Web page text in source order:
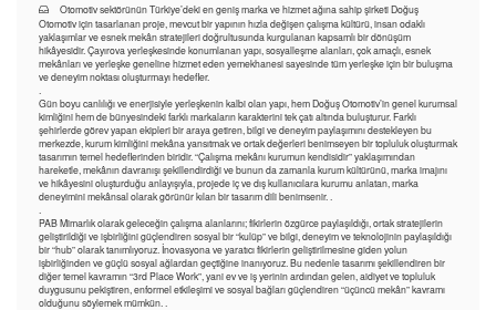
Otomotiv sektörünün Türkiye’deki en geniş marka ve hizmet ağına sahip şirketi Doğuş
Otomotiv için tasarlanan proje, mevcut bir yapının hızla değişen çalışma kültürü, insan odaklı
yaklaşımlar ve esnek mekân stratejileri doğrultusunda kurgulanan kapsamlı bir dönüşüm
hikâyesidir. Çayırova yerleşkesinde konumlanan yapı, sosyalleşme alanları, çok amaçlı, esnek
mekânları ve yerleşke geneline hizmet eden yemekhanesi sayesinde tüm yerleşke için bir buluşma
ve deneyim noktası oluşturmayı hedefler.
Gün boyu canlılığı ve enerjisiyle yerleşkenin kalbi olan yapı, hem Doğuş Otomotiv’in genel kurumsal
kimliğini hem de bünyesindeki farklı markaların karakterini tek çatı altında buluşturur. Farklı
şehirlerde görev yapan ekipleri bir araya getiren, bilgi ve deneyim paylaşımını destekleyen bu
merkezde, kurum kimliğini mekâna yansıtmak ve ortak değerleri benimseyen bir topluluk oluşturmak
tasarımın temel hedeflerinden biridir. “Çalışma mekânı kurumun kendisidir” yaklaşımından
hareketle, mekânın davranışı şekillendirdiği ve bunun da zamanla kurum kültürünü, marka imajını
ve hikâyesini oluşturduğu anlayışıyla, projede iç ve dış kullanıcılara kurumu anlatan, marka
deneyimini mekânsal olarak görünür kılan bir tasarım dili benimsenir. .
PAB Mimarlık olarak geleceğin çalışma alanlarını; fikirlerin özgürce paylaşıldığı, ortak stratejilerin
geliştirildiği ve işbirliğini güçlendiren sosyal bir “kulüp” ve bilgi, deneyim ve teknolojinin paylaşıldığı
bir “hub” olarak tanımlıyoruz. İnovasyona ve yaratıcı fikirlerin geliştirilmesine giden yolun
işbirliğinden ve güçlü sosyal ağlardan geçtiğine inanıyoruz. Bu nedenle tasarımı şekillendiren bir
diğer temel kavramın “3rd Place Work”, yani ev ve iş yerinin ardından gelen, aidiyet ve topluluk
duygusunu pekiştiren, enformel etkileşimi ve sosyal bağları güçlendiren “üçüncü mekân” kavramı
olduğunu söylemek mümkün. .